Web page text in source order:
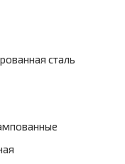
сталь